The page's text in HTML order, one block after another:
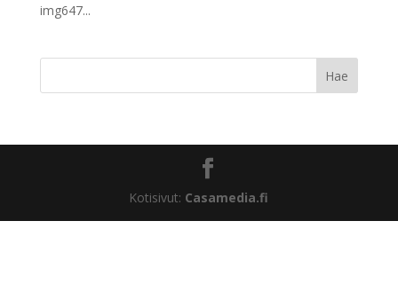
img647...
Kotisivut: Casamedia.fi